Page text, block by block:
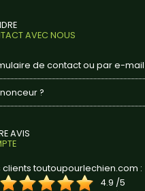
AVEC NOUS
de contact ou par e-mail
?
AVIS
clients toutoupourlechien.com :
4.9 /5